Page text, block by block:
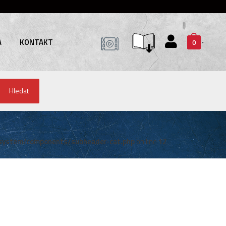
KONTAKT 0
Hledat
components/subheader-cat.phpon line12